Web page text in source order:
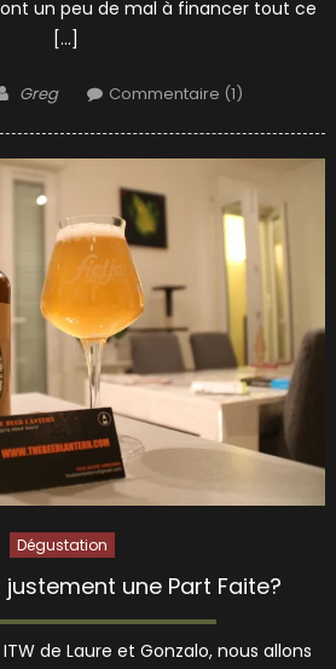
un peu de mal à financer tout ce
[…]
Author
Greg Commentaire (1)
Dégustation
une Part Faite?
de Laure et Gonzalo, nous allons